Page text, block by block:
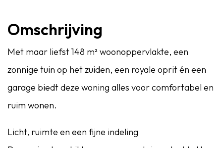
Omschrijving
Met maar liefst 148 m² woonoppervlakte, een
zonnige tuin op het zuiden, een royale oprit én een
garage biedt deze woning alles voor comfortabel en
ruim wonen.
Licht, ruimte en een fijne indeling